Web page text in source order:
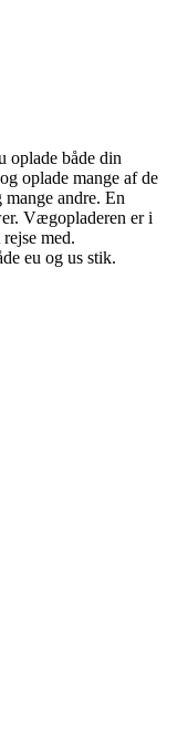
oplade både din
oplade mange af de
andre. En
Vægopladeren er i
med.
eu og us stik.